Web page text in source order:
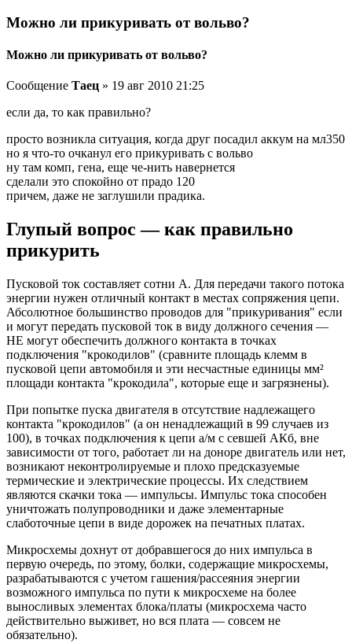
Можно ли прикуривать от вольво?
Можно ли прикуривать от вольво?
Сообщение Таец » 19 авг 2010 21:25
если да, то как правильно?
просто возникла ситуация, когда друг посадил аккум на мл350
но я что-то очканул его прикуривать с вольво
ну там комп, гена, еще че-нить навернется
сделали это спокойно от прадо 120
причем, даже не заглушили прадика.
Глупый вопрос — как правильно
прикурить
Пусковой ток составляет сотни А. Для передачи такого потока
энергии нужен отличный контакт в местах сопряжения цепи.
Абсолютное большинство проводов для "прикуривания" если
и могут передать пусковой ток в виду должного сечения —
НЕ могут обеспечить должного контакта в точках
подключения "крокодилов" (сравните площадь клемм в
пусковой цепи автомобиля и эти несчастные единицы мм²
площади контакта "крокодила", которые еще и загрязнены).
При попытке пуска двигателя в отсутствие надлежащего
контакта "крокодилов" (а он ненадлежащий в 99 случаев из
100), в точках подключения к цепи а/м с севшей АКб, вне
зависимости от того, работает ли на доноре двигатель или нет,
возникают неконтролируемые и плохо предсказуемые
термические и электрические процессы. Их следствием
являются скачки тока — импульсы. Импульс тока способен
уничтожать полупроводники и даже элементарные
слаботочные цепи в виде дорожек на печатных платах.
Микросхемы дохнут от добравшегося до них импульса в
первую очередь, по этому, болки, содержащие микросхемы,
разрабатываются с учетом гашения/рассеяния энергии
возможного импульса по пути к микросхеме на более
выносливых элементах блока/платы (микросхема часто
действительно выживет, но вся плата — совсем не
обязательно).